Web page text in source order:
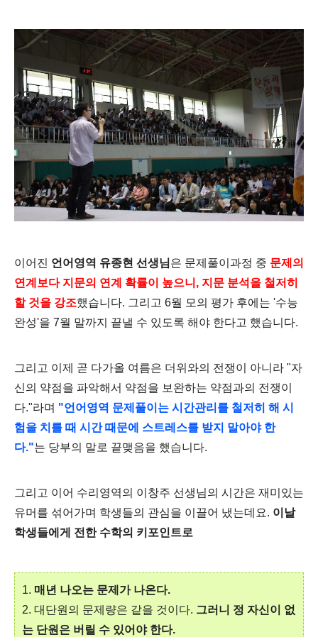
이어진 언어영역 유종현 선생님은 문제풀이과정 중 문제의
연계보다 지문의 연계 확률이 높으니, 지문 분석을 철저히
할 것을 강조했습니다. 그리고 6월 모의 평가 후에는 '수능
완성'을 7월 말까지 끝낼 수 있도록 해야 한다고 했습니다.
그리고 이제 곧 다가올 여름은 더위와의 전쟁이 아니라 "자
신의 약점을 파악해서 약점을 보완하는 약점과의 전쟁이
다."라며 "언어영역 문제풀이는 시간관리를 철저히 해 시
험을 치를 때 시간 때문에 스트레스를 받지 말아야 한
다."는 당부의 말로 끝맺음을 했습니다.
그리고 이어 수리영역의 이창주 선생님의 시간은 재미있는
유머를 섞어가며 학생들의 관심을 이끌어 냈는데요. 이날
학생들에게 전한 수학의 키포인트로
1. 매년 나오는 문제가 나온다.
2. 대단원의 문제량은 같을 것이다. 그러니 정 자신이 없
는 단원은 버릴 수 있어야 한다.